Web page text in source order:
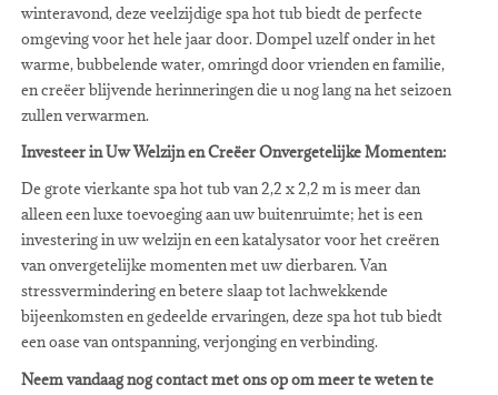
winteravond, deze veelzijdige spa hot tub biedt de perfecte
omgeving voor het hele jaar door. Dompel uzelf onder in het
warme, bubbelende water, omringd door vrienden en familie,
en creëer blijvende herinneringen die u nog lang na het seizoen
zullen verwarmen.
Investeer in Uw Welzijn en Creëer Onvergetelijke Momenten:
De grote vierkante spa hot tub van 2,2 x 2,2 m is meer dan
alleen een luxe toevoeging aan uw buitenruimte; het is een
investering in uw welzijn en een katalysator voor het creëren
van onvergetelijke momenten met uw dierbaren. Van
stressvermindering en betere slaap tot lachwekkende
bijeenkomsten en gedeelde ervaringen, deze spa hot tub biedt
een oase van ontspanning, verjonging en verbinding.
Neem vandaag nog contact met ons op om meer te weten te